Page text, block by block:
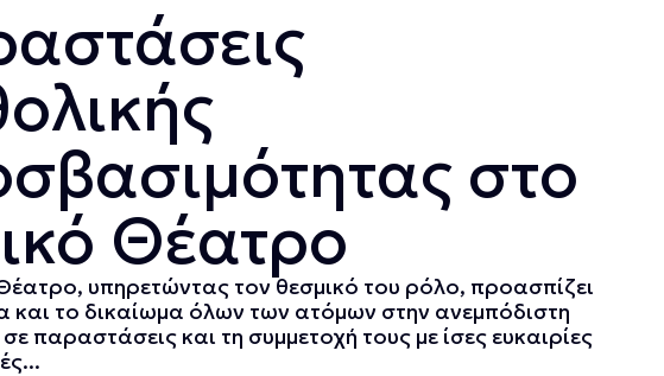
στο
Θέατρο
υπηρετώντας τον θεσμικό του ρόλο, προασπίζει
και το δικαίωμα όλων των ατόμων στην ανεμπόδιστη
παραστάσεις και τη συμμετοχή τους με ίσες ευκαιρίες